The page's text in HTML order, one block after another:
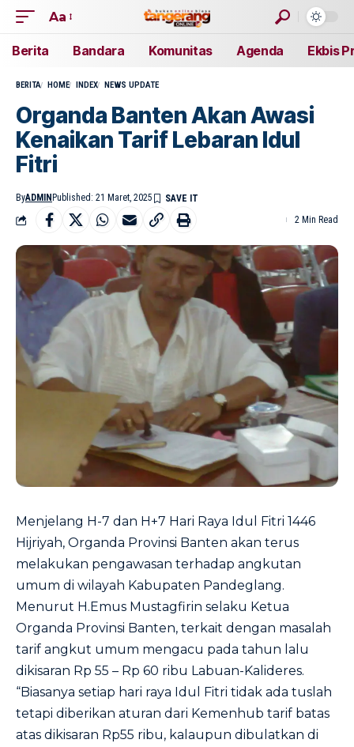
Aa
Berita Bandara Komunitas Agenda Ekbis
BERITA HOME INDEX NEWS UPDATE
Organda Banten Akan Awasi
Kenaikan Tarif Lebaran Idul
Fitri
ByADMIN Published: 21 Maret, 2025
2 Min Read
Menjelang H-7 dan H+7 Hari Raya Idul Fitri 1446
Hijriyah, Organda Provinsi Banten akan terus
melakukan pengawasan terhadap angkutan
umum di wilayah Kabupaten Pandeglang.
Menurut H.Emus Mustagfirin selaku Ketua
Organda Provinsi Banten, terkait dengan masalah
tarif angkut umum mengacu pada tahun lalu
dikisaran Rp 55 – Rp 60 ribu Labuan-Kalideres.
“Biasanya setiap hari raya Idul Fitri tidak ada tuslah
tetapi diberikan aturan dari Kemenhub tarif batas
atas dikisaran Rp55 ribu, kalaupun dibulatkan di